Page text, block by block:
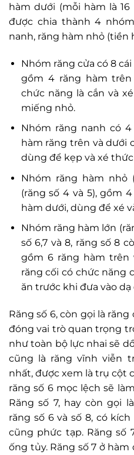
hàm dưới (mỗi hàm là 16
được chia thành 4
nanh, răng hàm nhỏ (tiền
Nhóm răng cửa có 8 cái
gồm 4 răng hàm
chức năng là cắn và
miếng nhỏ.
Nhóm răng nanh có 4
hàm răng trên và dưới
dùng để kẹp và xé thức
Nhóm răng hàm nhỏ
(răng số 4 và 5), gồm
hàm dưới, dùng để xé
Nhóm răng hàm lớn
số 6,7 và 8, răng số 8
gồm 6 răng hàm trên
răng cối có chức năng
ăn trước khi đưa vào dạ
Răng số 6, còn gọi là
đóng vai trò quan trọng
như toàn bộ lực nhai sẽ
cũng là răng vĩnh viễn
nhất, được xem là trụ cột
răng số 6 mọc lệch sẽ
Răng số 7, hay còn gọi
răng số 6 và số 8, có
cũng phức tạp. Răng số
ống tủy. Răng số 7 ở